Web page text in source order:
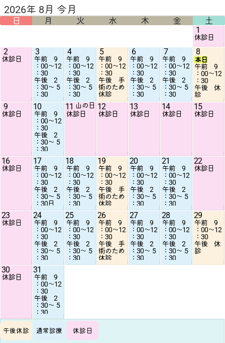
1
休診日
2
休診日
3
午前 9
：00〜12
：30
午後 2
：30〜 5
：30
4
午前 9
：00〜12
：30
午後 2
：30〜 5
：30
5
午前 9
：00〜12
：30
午後 手
術のため
休診
6
午前 9
：00〜12
：30
午後 2
：30〜 5
：30
7
午前 9
：00〜12
：30
午後 2
：30〜 5
：30
8
本日
午前 9
：00〜12
：30
午後 休
診
9
休診日
10
午前 9
：00〜12
：30
午後 2
：30〜 5
：30
11 山の日
休診日
12
休診日
13
休診日
14
休診日
15
休診日
16
休診日
17
午前 9
：00〜12
：30
午後 2
：30〜 5
：30日
18
午前 9
：00〜12
：30
午後 2
：30〜 5
：30
19
午前 9
：00〜12
：30
午後 手
術のため
休診
20
午前 9
：00〜12
：30
午後 2
：30〜 5
：30
21
午前 9
：00〜12
：30
午後 2
：30〜 5
：30
22
休診日
23
休診日
24
午前 9
：00〜12
：30
午後 2
：30〜 5
：30
25
午前 9
：00〜12
：30
午後 2
：30〜 5
：30
26
午前 9
：00〜12
：30
午後 手
術のため
休診
27
午前 9
：00〜12
：30
午後 2
：30〜 5
：30
28
午前 9
：00〜12
：30
午後 2
：30〜 5
：30
29
午前 9
：00〜12
：30
午後 休
診
30
休診日
31
午前 9
：00〜12
：30
午後 2
：30〜 5
：30
午後休診 通常診療 休診日
2026年 8月 今月
日 月 火 水 木 金 土